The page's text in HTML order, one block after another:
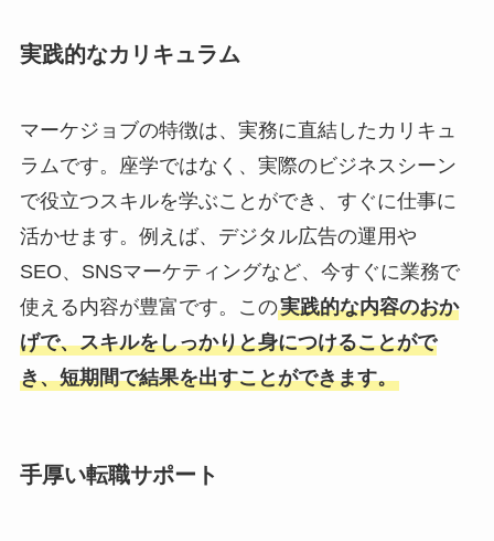
実践的なカリキュラム
マーケジョブの特徴は、実務に直結したカリキュ
ラムです。座学ではなく、実際のビジネスシーン
で役立つスキルを学ぶことができ、すぐに仕事に
活かせます。例えば、デジタル広告の運用や
SEO、SNSマーケティングなど、今すぐに業務で
使える内容が豊富です。この実践的な内容のおか
げで、スキルをしっかりと身につけることがで
き、短期間で結果を出すことができます。
手厚い転職サポート